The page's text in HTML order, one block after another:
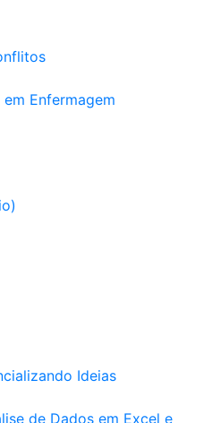
Enfermagem
Ideias
de Dados em Excel e